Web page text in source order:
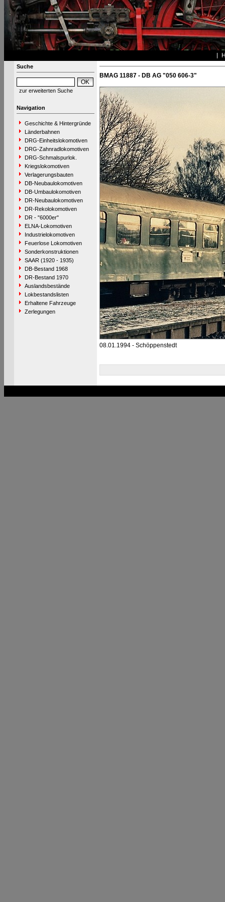
Suche
zur erweiterten Suche
Navigation
Geschichte & Hintergründe
Länderbahnen
DRG-Einheitslokomotiven
DRG-Zahnradlokomotiven
DRG-Schmalspurlok.
Kriegslokomotiven
Verlagerungsbauten
DB-Neubaulokomotiven
DB-Umbaulokomotiven
DR-Neubaulokomotiven
DR-Rekolokomotiven
DR - "6000er"
ELNA-Lokomotiven
Industrielokomotiven
Feuerlose Lokomotiven
Sonderkonstruktionen
SAAR (1920 - 1935)
DB-Bestand 1968
DR-Bestand 1970
Auslandsbestände
Lokbestandslisten
Erhaltene Fahrzeuge
Zerlegungen
BMAG 11887 - DB AG "050 606-3"
08.01.1994 - Schöppenstedt